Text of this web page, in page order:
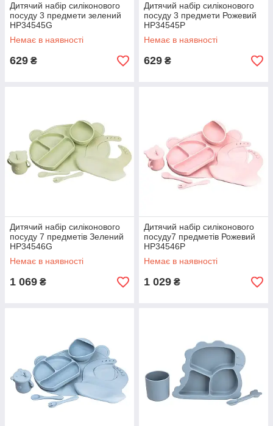
Дитячий набір силіконового
посуду 3 предмети зелений
HP34545G
Немає в наявності
629 ₴
Дитячий набір силіконового
посуду 3 предмети Рожевий
HP34545P
Немає в наявності
629 ₴
Дитячий набір силіконового
посуду 7 предметів Зелений
HP34546G
Немає в наявності
1 069 ₴
Дитячий набір силіконового
посуду7 предметів Рожевий
HP34546P
Немає в наявності
1 029 ₴